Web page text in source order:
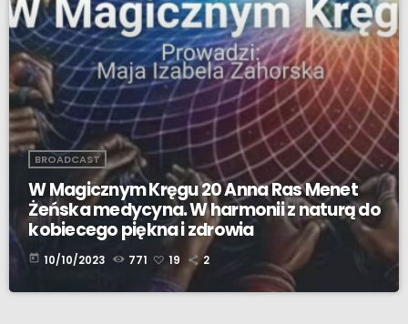
BROADCAST
W Magicznym Kręgu 20 Anna Ras Menet
Żeńska medycyna. W harmonii z naturą do
kobiecego piękna i zdrowia
today 10/10/2023 771 19 2